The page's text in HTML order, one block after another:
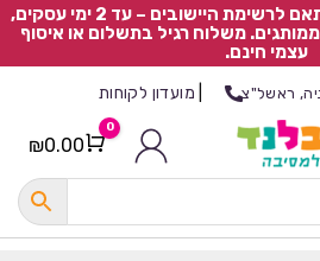
חדש! משלוח אקספרס בהתאם לרשימת היישובים – עד 2 ימי עסקים,
ממותגים. משלוח רגיל בתשלום או איסוף
עצמי חינם.
ראשל"צ מועדון לקוחות
Cart
0
₪0.00